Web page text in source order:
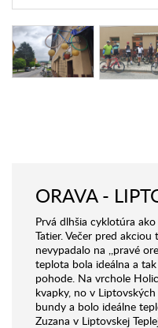
ORAVA -
Prvá dlhšia cyklotúra
Tatier. Večer pred
nevypadalo na ,,pravé
teplota bola ideálna a
pohode. Na vrchole
kvapky, no v
bundy a bolo ideálne
Zuzana v Liptovskej